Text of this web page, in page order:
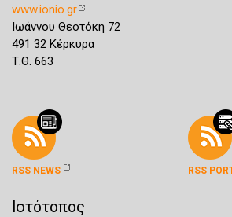
www.ionio.gr
Ιωάννου Θεοτόκη 72
491 32 Κέρκυρα
Τ.Θ. 663
RSS NEWS RSS
Ιστότοπος